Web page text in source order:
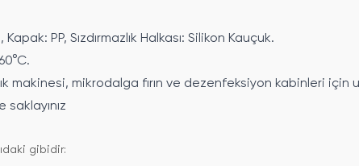
PP, Sızdırmazlık Halkası: Silikon Kauçuk.
makinesi, mikrodalga fırın ve dezenfeksiyon kabinleri için
gibidir: